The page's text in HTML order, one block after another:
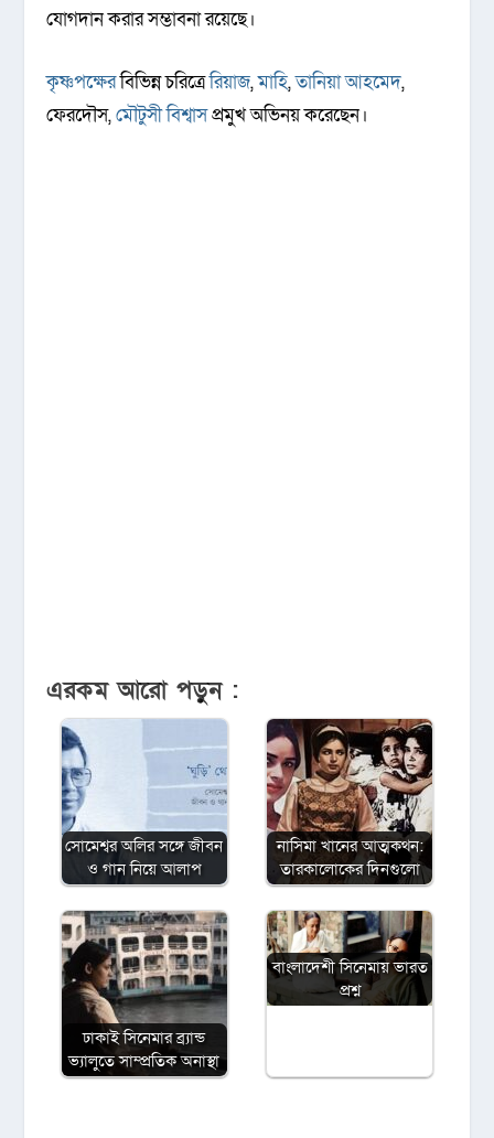
যোগদান করার সম্ভাবনা রয়েছে।
কৃষ্ণপক্ষেরবিভিন্ন চরিত্রেরিয়াজ,মাহি,তানিয়া আহমেদ,
ফেরদৌস,মৌটুসী বিশ্বাসপ্রমুখ অভিনয় করেছেন।
এরকম আরো পড়ুন :
সোমেশ্বর অলির সঙ্গে জীবন
ও গান নিয়ে আলাপ
নাসিমা খানের আত্মকথন:
তারকালোকের দিনগুলো
ঢাকাই সিনেমার ব্র্যান্ড
ভ্যালুতে সাম্প্রতিক অনাস্থা
বাংলাদেশী সিনেমায় ভারত
প্রশ্ন